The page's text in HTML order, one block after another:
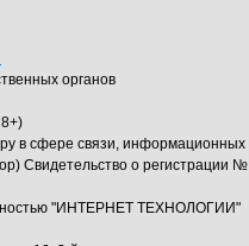
органов
в сфере связи, информационных
Свидетельство о регистрации №
"ИНТЕРНЕТ ТЕХНОЛОГИИ"